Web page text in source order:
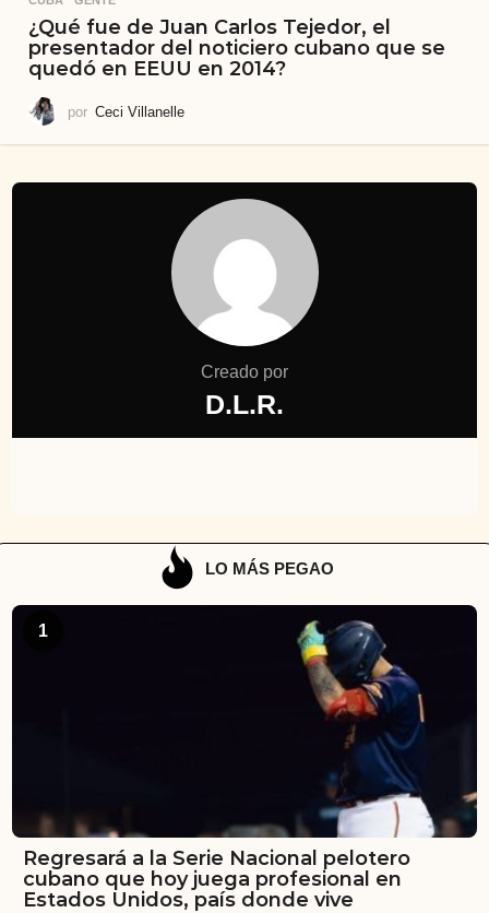
¿Qué fue de Juan Carlos Tejedor, el
presentador del noticiero cubano que se
quedó en EEUU en 2014?
por Ceci Villanelle
Creado por
D.L.R.
LO MÁS PEGAO
1
Regresará a la Serie Nacional pelotero
cubano que hoy juega profesional en
Estados Unidos, país donde vive